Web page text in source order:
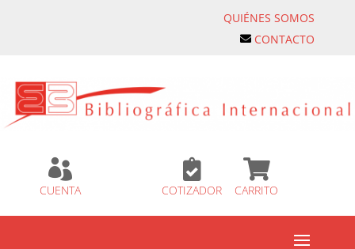
QUIÉNES SOMOS
CONTACTO

CUENTA

COTIZADOR

CARRITO